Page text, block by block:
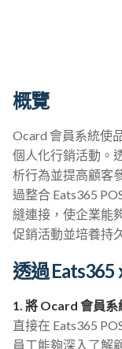
概覽
Ocard 會員系統使
個人化行銷活動。
析行為並提高顧客
過整合 Eats365
縫連接，使企業能
促銷活動並培養持
透過 Eats365
1. 將 Ocard 會員
直接在 Eats365
員工能夠深入了解